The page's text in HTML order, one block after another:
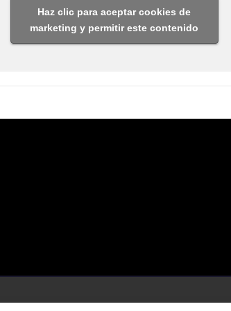
Haz clic para aceptar cookies de
marketing y permitir este contenido